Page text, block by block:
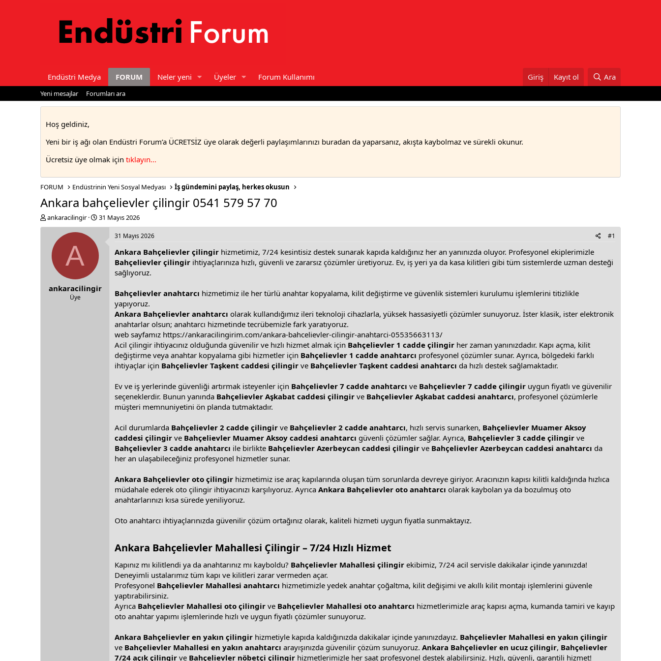
Endüstri Medya FORUM Neler yeni Üyeler Forum Kullanımı Giriş Kayıt ol Ara
Yeni mesajlar Forumları ara
Hoş geldiniz,
Yeni bir iş ağı olan Endüstri Forum’a ÜCRETSİZ üye olarak değerli paylaşımlarınızı buradan da yaparsanız, akışta kaybolmaz ve sürekli okunur.
Ücretsiz üye olmak için tıklayın...
FORUM Endüstrinin Yeni Sosyal Medyası İş gündemini paylaş, herkes okusun
Ankara bahçelievler çilingir 0541 579 57 70
T
h
a
ankaracilingir
S
t
t
d
e
31 Mayıs 2026
A
ankaracilingir
Üye
31 Mayıs 2026 #1
Ankara Bahçelievler çilingir hizmetimiz, 7/24 kesintisiz destek sunarak kapıda kaldığınız her an yanınızda oluyor. Profesyonel ekiplerimizle
Bahçelievler çilingir ihtiyaçlarınıza hızlı, güvenli ve zararsız çözümler üretiyoruz. Ev, iş yeri ya da kasa kilitleri gibi tüm sistemlerde uzman desteği
sağlıyoruz.
Bahçelievler anahtarcı hizmetimiz ile her türlü anahtar kopyalama, kilit değiştirme ve güvenlik sistemleri kurulumu işlemlerini titizlikle
yapıyoruz.
Ankara Bahçelievler anahtarcı olarak kullandığımız ileri teknoloji cihazlarla, yüksek hassasiyetli çözümler sunuyoruz. İster klasik, ister elektronik
anahtarlar olsun; anahtarcı hizmetinde tecrübemizle fark yaratıyoruz.
web sayfamız https://ankaracilingirim.com/ankara-bahcelievler-cilingir-anahtarci-05535663113/
Acil çilingir ihtiyacınız olduğunda güvenilir ve hızlı hizmet almak için Bahçelievler 1 cadde çilingir her zaman yanınızdadır. Kapı açma, kilit
değiştirme veya anahtar kopyalama gibi hizmetler için Bahçelievler 1 cadde anahtarcı profesyonel çözümler sunar. Ayrıca, bölgedeki farklı
ihtiyaçlar için Bahçelievler Taşkent caddesi çilingir ve Bahçelievler Taşkent caddesi anahtarcı da hızlı destek sağlamaktadır.
Ev ve iş yerlerinde güvenliği artırmak isteyenler için Bahçelievler 7 cadde anahtarcı ve Bahçelievler 7 cadde çilingir uygun fiyatlı ve güvenilir
seçeneklerdir. Bunun yanında Bahçelievler Aşkabat caddesi çilingir ve Bahçelievler Aşkabat caddesi anahtarcı, profesyonel çözümlerle
müşteri memnuniyetini ön planda tutmaktadır.
Acil durumlarda Bahçelievler 2 cadde çilingir ve Bahçelievler 2 cadde anahtarcı, hızlı servis sunarken, Bahçelievler Muamer Aksoy
caddesi çilingir ve Bahçelievler Muamer Aksoy caddesi anahtarcı güvenli çözümler sağlar. Ayrıca, Bahçelievler 3 cadde çilingir ve
Bahçelievler 3 cadde anahtarcı ile birlikte Bahçelievler Azerbeycan caddesi çilingir ve Bahçelievler Azerbeycan caddesi anahtarcı da
her an ulaşabileceğiniz profesyonel hizmetler sunar.
Ankara Bahçelievler oto çilingir hizmetimiz ise araç kapılarında oluşan tüm sorunlarda devreye giriyor. Aracınızın kapısı kilitli kaldığında hızlıca
müdahale ederek oto çilingir ihtiyacınızı karşılıyoruz. Ayrıca Ankara Bahçelievler oto anahtarcı olarak kaybolan ya da bozulmuş oto
anahtarlarınızı kısa sürede yeniliyoruz.
Oto anahtarcı ihtiyaçlarınızda güvenilir çözüm ortağınız olarak, kaliteli hizmeti uygun fiyatla sunmaktayız.
Ankara Bahçelievler Mahallesi Çilingir– 7/24 Hızlı Hizmet
Kapınız mı kilitlendi ya da anahtarınız mı kayboldu? Bahçelievler Mahallesi çilingir ekibimiz, 7/24 acil servisle dakikalar içinde yanınızda!
Deneyimli ustalarımız tüm kapı ve kilitleri zarar vermeden açar.
Profesyonel Bahçelievler Mahallesi anahtarcı hizmetimizle yedek anahtar çoğaltma, kilit değişimi ve akıllı kilit montajı işlemlerini güvenle
yaptırabilirsiniz.
Ayrıca Bahçelievler Mahallesi oto çilingir ve Bahçelievler Mahallesi oto anahtarcı hizmetlerimizle araç kapısı açma, kumanda tamiri ve kayıp
oto anahtar yapımı işlemlerinde hızlı ve uygun fiyatlı çözümler sunuyoruz.
Ankara Bahçelievler en yakın çilingir hizmetiyle kapıda kaldığınızda dakikalar içinde yanınızdayız. Bahçelievler Mahallesi en yakın çilingir
ve Bahçelievler Mahallesi en yakın anahtarcı arayışınızda güvenilir çözüm sunuyoruz. Ankara Bahçelievler en ucuz çilingir, Bahçelievler
7/24 açık çilingir ve Bahçelievler nöbetçi çilingir hizmetlerimizle her saat profesyonel destek alabilirsiniz. Hızlı, güvenli, garantili hizmet!